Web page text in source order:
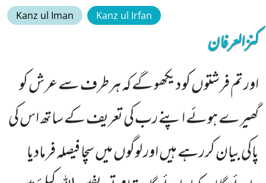
Kanz ul Iman Kanz ul Irfan
کنزالعرفان
اور تم فرشتوں کو دیکھو گے کہ ہرطرف سے عرش کو
گھیرے ہوئے اپنے رب کی تعریف کے ساتھ اس کی
پاکی بیان کررہے ہیں اور لوگوں میں سچا فیصلہ فرمادیا